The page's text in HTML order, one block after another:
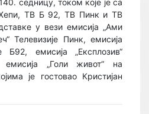
седницу, током које је са
ТВ Б 92, ТВ Пинк и ТВ
у вези емисија „Ами
Телевизије Пинк, емисија
Б92, емисија „Експлозив“
„Голи живот“ на
је гостовао Кристијан